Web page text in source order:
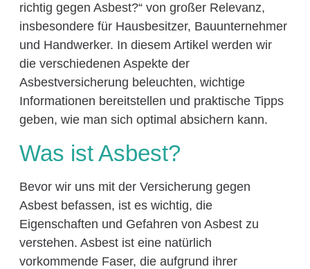
richtig gegen Asbest?“ von großer Relevanz,
insbesondere für Hausbesitzer, Bauunternehmer
und Handwerker. In diesem Artikel werden wir
die verschiedenen Aspekte der
Asbestversicherung beleuchten, wichtige
Informationen bereitstellen und praktische Tipps
geben, wie man sich optimal absichern kann.
Was ist Asbest?
Bevor wir uns mit der Versicherung gegen
Asbest befassen, ist es wichtig, die
Eigenschaften und Gefahren von Asbest zu
verstehen. Asbest ist eine natürlich
vorkommende Faser, die aufgrund ihrer